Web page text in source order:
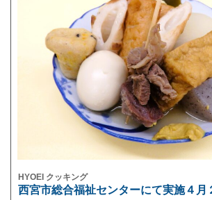
HYOEI クッキング
西宮市総合福祉センターにて実施４月